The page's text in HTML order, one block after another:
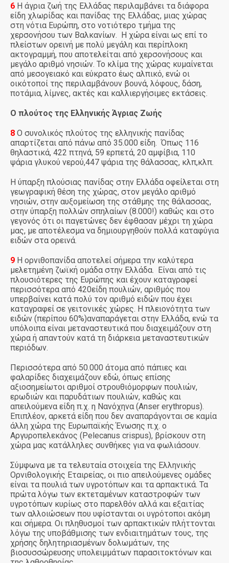
6 Η άγρια ζωή της Ελλάδας περιλαμβάνει τα διάφορα
είδη χλωρίδας και πανίδας της Ελλάδας, μιας χώρας
στη νότια Ευρώπη, στο νοτιότερο τμήμα της
χερσονήσου των Βαλκανίων. Η χώρα είναι ως επί το
πλείστων ορεινή με πολύ μεγάλη και περίπλοκη
ακτογραμμή, που αποτελείται από χερσονήσους και
μεγάλο αριθμό νησιών. Το κλίμα της χώρας κυμαίνεται
από μεσογειακό και εύκρατο έως αλπικό, ενώ οι
οικότοποί της περιλαμβάνουν βουνά, λόφους, δάση,
ποτάμια, λίμνες, ακτές και καλλιεργήσιμες εκτάσεις.
Ο πλούτος της Ελληνικής Άγριας Ζωής
8 Ο συνολικός πλούτος της ελληνικής πανίδας
απαρτίζεται από πάνω από 35.000 είδη. Όπως 116
θηλαστικά, 422 πτηνά, 59 ερπετά, 20 αμφίβια, 110
ψάρια γλυκού νερού,447 ψάρια της θάλασσας, κλπ,κλπ.
Η ύπαρξη πλούσιας πανίδας στην Ελλάδα οφείλεται στη
γεωγραφική θέση της χώρας, στον μεγάλο αριθμό
νησιών, στην αυξομείωση της στάθμης της θάλασσας,
στην ύπαρξη πολλών σπηλαίων (8.000!) καθώς και στο
γεγονός ότι οι παγετώνες δεν έφθασαν μέχρι τη χώρα
μας, με αποτέλεσμα να δημιουργηθούν πολλά καταφύγια
ειδών στα ορεινά.
9 Η ορνιθοπανίδα αποτελεί σήμερα την καλύτερα
μελετημένη ζωϊκή ομάδα στην Ελλάδα. Είναι από τις
πλουσιότερες της Ευρώπης και έχουν καταγραφεί
περισσότερα από 420είδη πουλιών, αριθμός που
υπερβαίνει κατά πολύ τον αριθμό ειδών που έχει
καταγραφεί σε γειτονικές χώρες. Η πλειονότητα των
ειδών (περίπου 60%)αναπαράγεται στην Ελλάδα, ενώ τα
υπόλοιπα είναι μεταναστευτικά που διαχειμάζουν στη
χώρα ή απαντούν κατά τη διάρκεια μεταναστευτικών
περιόδων.
Περισσότερα από 50.000 άτομα από πάπιες και
φαλαρίδες διαχειμάζουν εδώ, όπως επίσης
αξιοσημείωτοι αριθμοί στρουθιόμορφων πουλιών,
ερωδιών και παρυδάτιων πουλιών, καθώς και
απειλούμενα είδη π.χ. η Νανόχηνα (Anser erythropus).
Επιπλέον, αρκετά είδη που δεν αναπαράγονται σε καμία
άλλη χώρα της Ευρωπαϊκής Ένωσης π.χ. ο
Αργυροπελεκάνος (Pelecanus crispus), βρίσκουν στη
χώρα μας κατάλληλες συνθήκες για να φωλιάσουν.
Σύμφωνα με τα τελευταία στοιχεία της Ελληνικής
Ορνιθολογικής Εταιρείας, οι πιο απειλούμενες ομάδες
είναι τα πουλιά των υγροτόπων και τα αρπακτικά. Τα
πρώτα λόγω των εκτεταμένων καταστροφών των
υγροτόπων κυρίως στο παρελθόν αλλά και εξαιτίας
των αλλοιώσεων που υφίστανται οι υγρότοποι ακόμη
και σήμερα. Οι πληθυσμοί των αρπακτικών πλήττονται
λόγω της υποβάθμισης των ενδιαιτημάτων τους, της
χρήσης δηλητηριασμένων δολωμάτων, της
βιοσυσσώρευσης υπολειμμάτων παρασιτοκτόνων και